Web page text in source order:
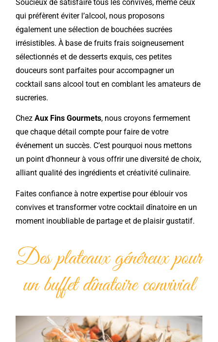
Soucieux de satisfaire tous les convives, même ceux
qui préfèrent éviter l’alcool, nous proposons
également une sélection de bouchées sucrées
irrésistibles. À base de fruits frais soigneusement
sélectionnés et de desserts exquis, ces petites
douceurs sont parfaites pour accompagner un
cocktail sans alcool tout en comblant les amateurs de
sucreries.
ChezAux Fins Gourmets, nous croyons fermement
que chaque détail compte pour faire de votre
événement un succès. C’est pourquoi nous mettons
un point d’honneur à vous offrir une diversité de choix,
alliant qualité des ingrédients et créativité culinaire.
Faites confiance à notre expertise pour éblouir vos
convives et transformer votre cocktail dînatoire en un
moment inoubliable de partage et de plaisir gustatif.
Des plateaux généreux pour
un buffet dînatoire convivial